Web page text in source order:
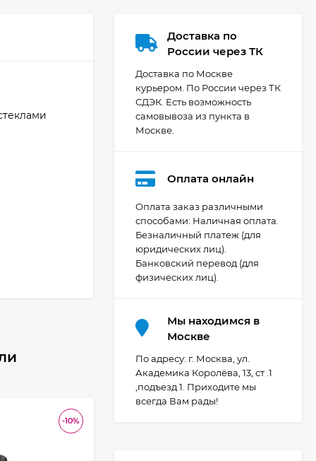
-10%
-2 335
Доставка по
России через ТК
Доставка по Москве
курьером. По России через ТК
СДЭК. Есть возможность
самовывоза из пункта в
Москве.
Оплата онлайн
Оплата заказ различными
способами: Наличная оплата.
Безналичный платеж (для
юридических лиц).
Банковский перевод (для
физических лиц).
Мы находимся в
Москве
По адресу: г. Москва, ул.
Академика Королёва, 13, ст .1
,подъезд 1. Приходите мы
всегда Вам рады!
Видеокамера Canon
XA70, чёрный
200 392 ₽
Фотоаппарат Canon
PowerShot G7X Mark
III, серебристый
107 607 ₽